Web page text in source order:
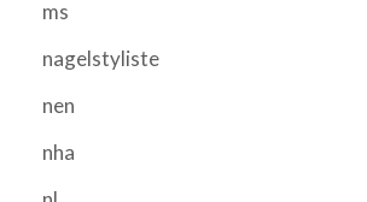
ms
nagelstyliste
nen
nha